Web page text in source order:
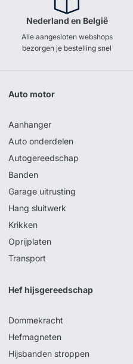
Nederland en België
Alle aangesloten webshops
bezorgen je bestelling snel
Auto motor
Aanhanger
Auto onderdelen
Autogereedschap
Banden
Garage uitrusting
Hang sluitwerk
Krikken
Oprijplaten
Transport
Hef hijsgereedschap
Dommekracht
Hefmagneten
Hijsbanden stroppen